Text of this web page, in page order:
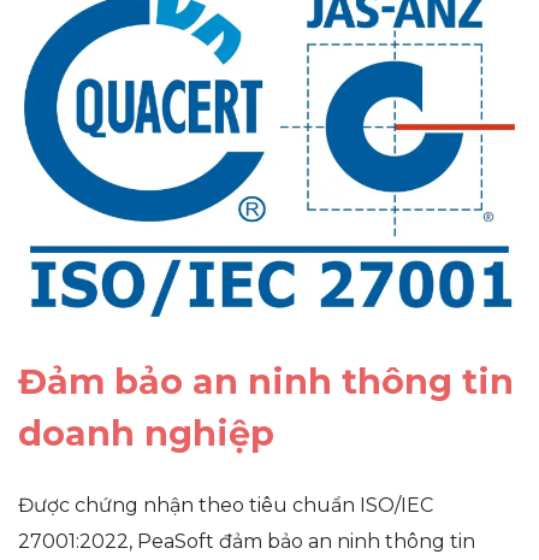
Đảm bảo an ninh thông tin
doanh nghiệp
Được chứng nhận theo tiêu chuẩn ISO/IEC
27001:2022, PeaSoft đảm bảo an ninh thông tin